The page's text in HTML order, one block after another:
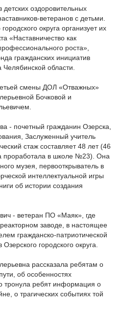
оздоровительных
ветеранов с детьми.
округа организует их
«Наставничество как
роста»,
гражданских инициатив
области.
смены ДОЛ «Отважных»
Бочковой и
- почетный гражданин Озерска,
Заслуженный учитель
стаж составляет 48 лет (46
проработала в школе №23). Она
музея, первооткрыватель в
интеллектуальной игры
об истории создания
- ветеран ПО «Маяк», где
заводе, в настоящее
гражданско-патриотической
городского округа.
рассказала ребятам о
об особенностях
тронула ребят информация о
о трагических событиях той